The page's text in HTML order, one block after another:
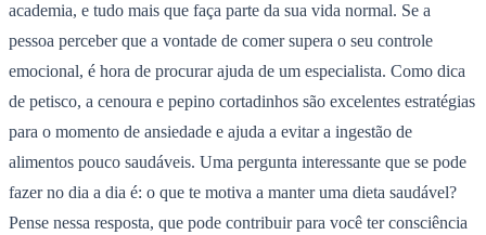
academia, e tudo mais que faça parte da sua vida normal. Se a
pessoa perceber que a vontade de comer supera o seu controle
emocional, é hora de procurar ajuda de um especialista. Como dica
de petisco, a cenoura e pepino cortadinhos são excelentes estratégias
para o momento de ansiedade e ajuda a evitar a ingestão de
alimentos pouco saudáveis. Uma pergunta interessante que se pode
fazer no dia a dia é: o que te motiva a manter uma dieta saudável?
Pense nessa resposta, que pode contribuir para você ter consciência